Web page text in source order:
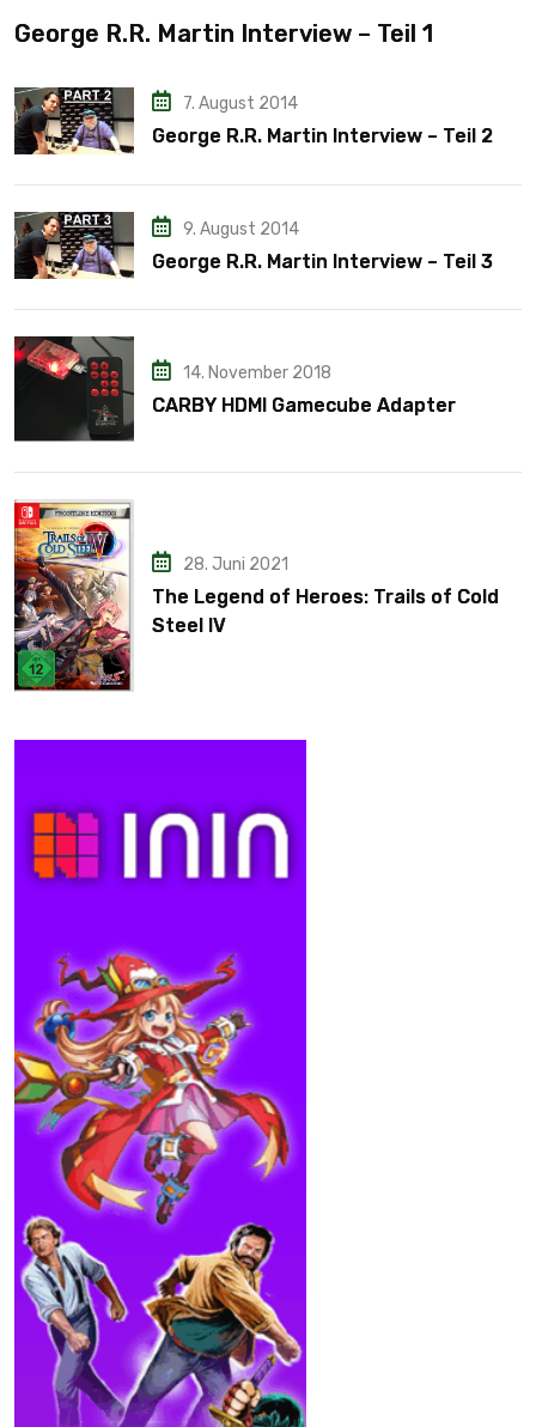
George R.R. Martin Interview – Teil 1
7. August 2014
George R.R. Martin Interview – Teil 2
9. August 2014
George R.R. Martin Interview – Teil 3
14. November 2018
CARBY HDMI Gamecube Adapter
28. Juni 2021
The Legend of Heroes: Trails of Cold
Steel IV